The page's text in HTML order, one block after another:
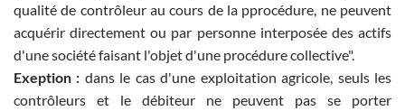
qualité de contrôleur au cours de la pprocédure, ne peuvent
acquérir directement ou par personne interposée des actifs
d'une société faisant l'objet d'une procédure collective".
Exeption : dans le cas d'une exploitation agricole, seuls les
contrôleurs et le débiteur ne peuvent pas se porter